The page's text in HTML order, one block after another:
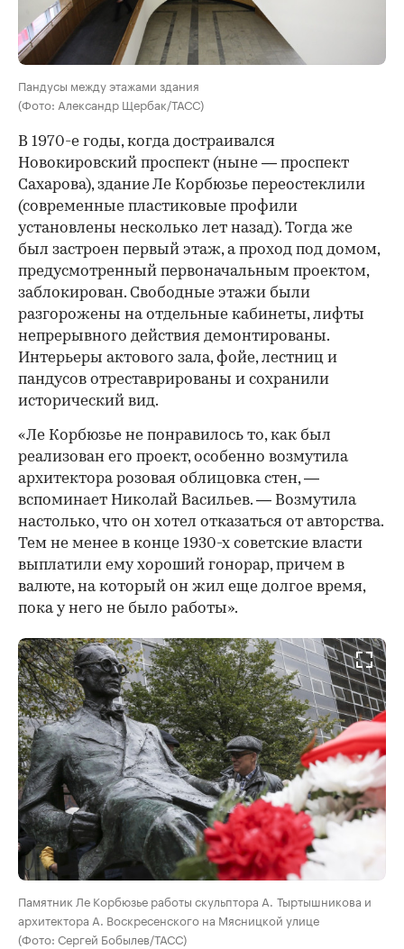
Пандусы между этажами здания
(Фото: Александр Щербак/ТАСС)
В 1970-е годы, когда достраивался
Новокировский проспект (ныне — проспект
Сахарова), здание Ле Корбюзье переостеклили
(современные пластиковые профили
установлены несколько лет назад). Тогда же
был застроен первый этаж, а проход под домом,
предусмотренный первоначальным проектом,
заблокирован. Свободные этажи были
разгорожены на отдельные кабинеты, лифты
непрерывного действия демонтированы.
Интерьеры актового зала, фойе, лестниц и
пандусов отреставрированы и сохранили
исторический вид.
«Ле Корбюзье не понравилось то, как был
реализован его проект, особенно возмутила
архитектора розовая облицовка стен, —
вспоминает Николай Васильев. — Возмутила
настолько, что он хотел отказаться от авторства.
Тем не менее в конце 1930-х советские власти
выплатили ему хороший гонорар, причем в
валюте, на который он жил еще долгое время,
пока у него не было работы».
Памятник Ле Корбюзье работы скульптора А. Тыртышникова и
архитектора А. Воскресенского на Мясницкой улице
(Фото: Сергей Бобылев/ТАСС)